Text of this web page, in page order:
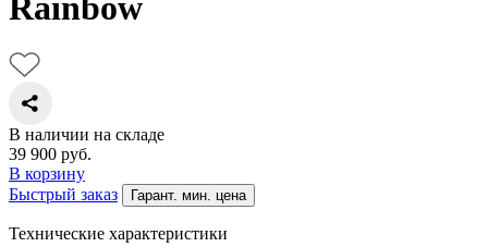
Rainbow
В наличии на складе
39 900 руб.
В корзину
Быстрый заказ
Гарант. мин. цена
Технические характеристики